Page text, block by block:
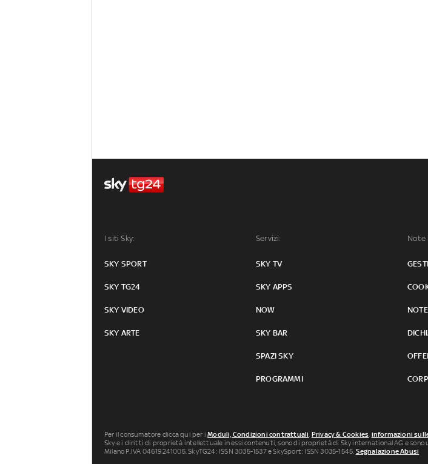
I siti Sky:
SKY SPORT
SKY TG24
SKY VIDEO
SKY ARTE
Servizi:
SKY TV
SKY APPS
NOW
SKY BAR
SPAZI SKY
PROGRAMMI
Note
Per il consumatore clicca qui per iModuli, Condizioni contrattuali, Privacy & Cookies, informazioni
Sky e i diritti di proprietà intellettuale in essi contenuti, sono di proprietà di Sky international AG e sono
Milano P.IVA 04619241005. SkyTG24: ISSN 3035-1537 e SkySport: ISSN 3035-1545. Segnalazione Abusi